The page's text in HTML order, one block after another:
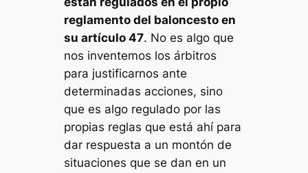
reglamento del baloncesto en
su artículo 47. No es algo que
nos inventemos los árbitros
para justificarnos ante
determinadas acciones, sino
que es algo regulado por las
propias reglas que está ahí para
dar respuesta a un montón de
situaciones que se dan en un